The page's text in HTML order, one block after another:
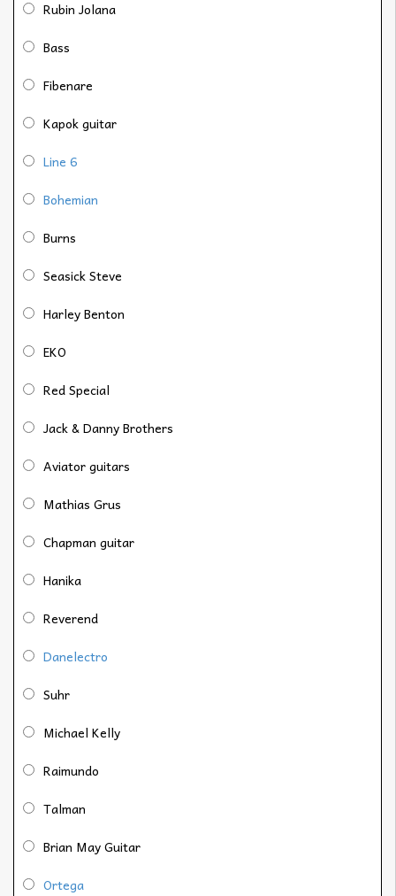
Rubin Jolana
Bass
Fibenare
Kapok guitar
Line 6
Bohemian
Burns
Seasick Steve
Harley Benton
EKO
Red Special
Jack & Danny Brothers
Aviator guitars
Mathias Grus
Chapman guitar
Hanika
Reverend
Danelectro
Suhr
Michael Kelly
Raimundo
Talman
Brian May Guitar
Ortega